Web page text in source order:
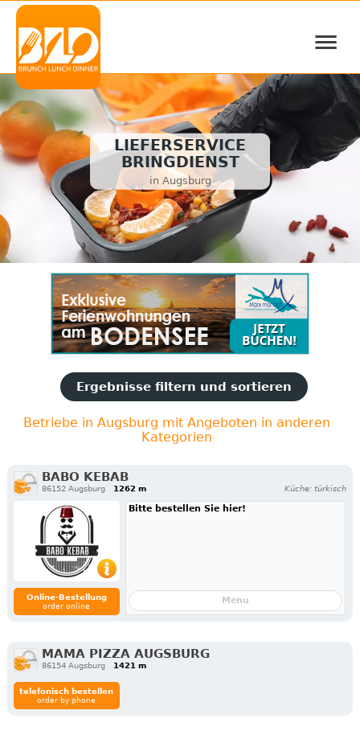
≡
LIEFERSERVICE
BRINGDIENST
in Augsburg
Ergebnisse filtern und sortieren
Betriebe in Augsburg mit Angeboten in anderen
Kategorien
BABO KEBAB
86152 Augsburg 1262 m Küche: türkisch
Online-Bestellung
order online
Bitte bestellen Sie hier!
Menu
MAMA PIZZA AUGSBURG
86154 Augsburg 1421 m
telefonisch bestellen
order by phone